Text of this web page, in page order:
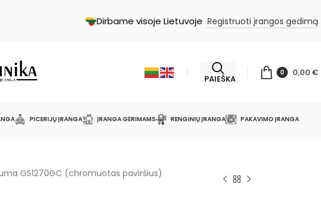
Dirbame visoje Lietuvoje Registruoti įrangos gedimą
PAIEŠKA
0 0,00 €
PICERIJŲ ĮRANGA ĮRANGA GĖRIMAMS RENGINIŲ ĮRANGA PAKAVIMO ĮRANGA
GS1270GC (chromuotas paviršius)